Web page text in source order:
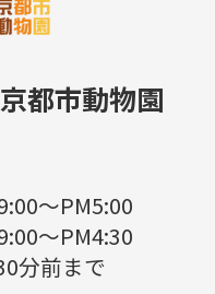
都市動物園
～PM5:00
～PM4:30
分前まで